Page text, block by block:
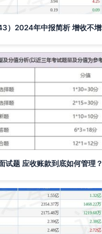
试题 应收账款到底如何管理？